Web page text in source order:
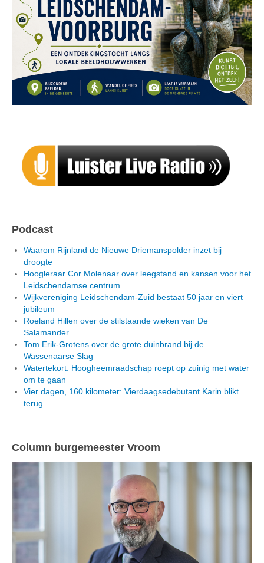
Podcast
Waarom Rijnland de Nieuwe Driemanspolder inzet bij
droogte
Hoogleraar Cor Molenaar over leegstand en kansen voor het
Leidschendamse centrum
Wijkvereniging Leidschendam-Zuid bestaat 50 jaar en viert
jubileum
Roeland Hillen over de stilstaande wieken van De
Salamander
Tom Erik-Grotens over de grote duinbrand bij de
Wassenaarse Slag
Watertekort: Hoogheemraadschap roept op zuinig met water
om te gaan
Vier dagen, 160 kilometer: Vierdaagsedebutant Karin blikt
terug
Column burgemeester Vroom